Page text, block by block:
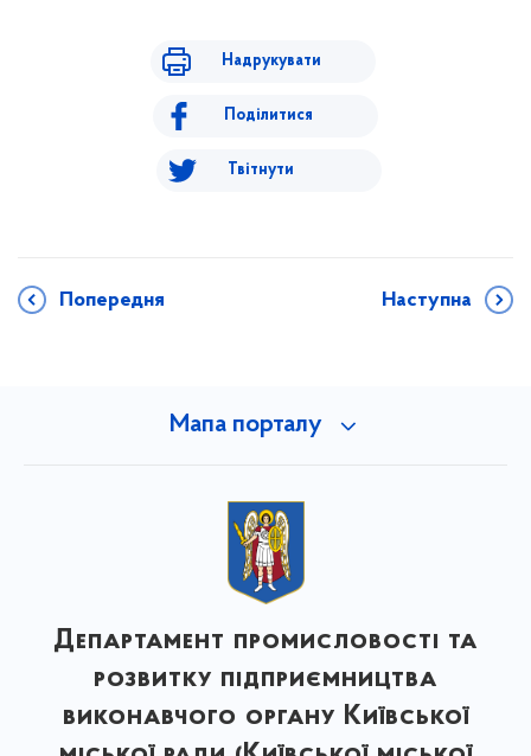
Надрукувати
Поділитися
Твітнути
Попередня Наступна
Мапа порталу
Департамент промисловості та
розвитку підприємництва
виконавчого органу Київської